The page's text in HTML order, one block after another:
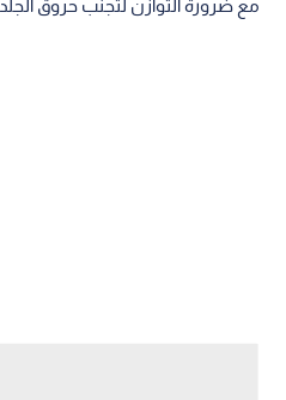
مع ضرورة التوازن لتجنب حروق الجلد.